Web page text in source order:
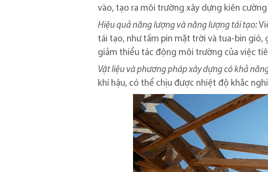
vào, tạo ra môi trường xây dựng kiên
Hiệu quả năng lượng và năng lượng tái tạo:
tái tạo, như tấm pin mặt trời và tua-bin gió,
giảm thiểu tác động môi trường của việc
Vật liệu và phương pháp xây dựng có khả
khí hậu, có thể chịu được nhiệt độ khắc